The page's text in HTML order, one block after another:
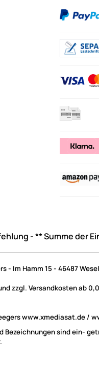
- ** Summe der
- Im Hamm 15 - 46487
zzgl. Versandkosten ab
www.xmediasat.de /
Bezeichnungen sind ein-